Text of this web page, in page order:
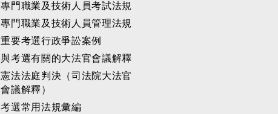
專門職業及技術人員考試法規
專門職業及技術人員管理法規
重要考選行政爭訟案例
與考選有關的大法官會議解釋
憲法法庭判決（司法院大法官
會議解釋）
考選常用法規彙編